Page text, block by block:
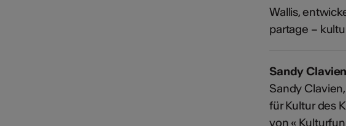
Wallis,
partage –
Sandy Clavien
Sandy
für Kultur des
von «